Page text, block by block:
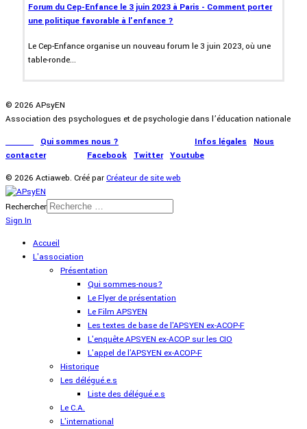
Forum du Cep-Enfance le 3 juin 2023 à Paris - Comment porter
une politique favorable à l'enfance ?
Le Cep-Enfance organise un nouveau forum le 3 juin 2023, où une
table-ronde...
© 2026 APsyEN
Association des psychologues et de psychologie dans l’éducation nationale
Qui sommes nous ? Infos légales
Nous
contacter| Facebook Twitter| Youtube
© 2026 Actiaweb. Créé parCréateur de site web
Rechercher
Sign In
Accueil
L'association
Présentation
Qui sommes-nous?
Le Flyer de présentation
Le Film APSYEN
Les textes de base de l'APSYEN ex-ACOP-F
L'enquête APSYEN ex-ACOP sur les CIO
L'appel de l'APSYEN ex-ACOP-F
Historique
Les délégué.e.s
Liste des délégué.e.s
Le C.A.
L'international